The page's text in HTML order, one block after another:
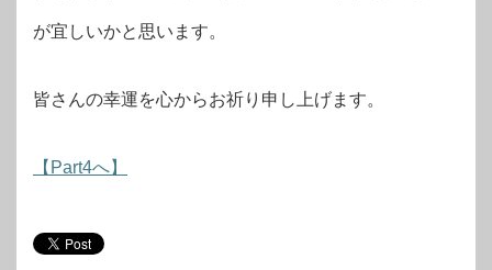
が宜しいかと思います。
皆さんの幸運を心からお祈り申し上げます。
【Part4へ】